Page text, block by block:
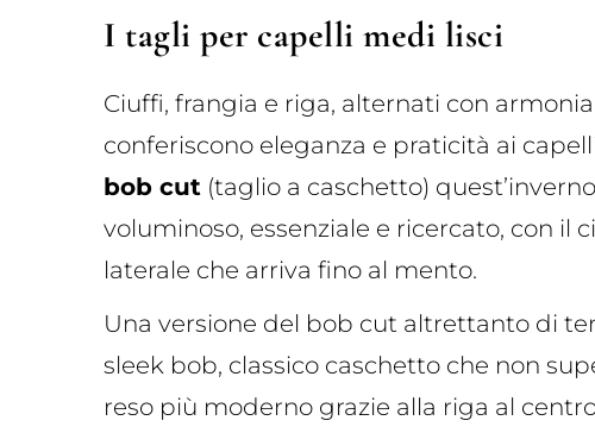
I tagli per capelli medi lisci
Ciuffi, frangia e riga, alternati con
conferiscono eleganza e praticità ai
bob cut (taglio a caschetto)
voluminoso, essenziale e ricercato, con il
laterale che arriva fino al mento.
Una versione del bob cut altrettanto di
sleek bob, classico caschetto che non
reso più moderno grazie alla riga al